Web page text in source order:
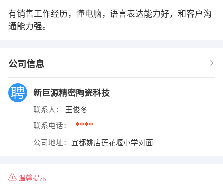
有销售工作经历，懂电脑，语言表达能力好，和客户沟
通能力强。
公司信息
新巨源精密陶瓷科技
联系人： 王俊冬
联系电话： ****
公司地址： 宜都姚店莲花堰小学对面
温馨提示